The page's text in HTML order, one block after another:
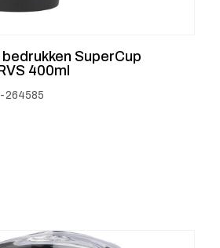
SuperCup
400ml
264585